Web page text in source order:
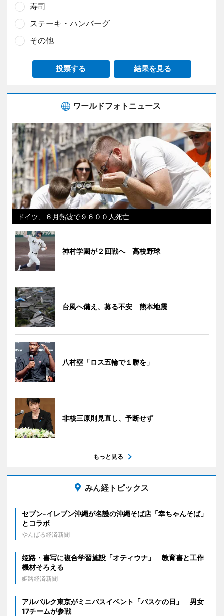
寿司
ステーキ・ハンバーグ
その他
投票する 結果を見る
ワールドフォトニュース
ドイツ、６月熱波で９６００人死亡
神村学園が２回戦へ 高校野球
台風へ備え、募る不安 熊本地震
八村塁「ロス五輪で１勝を」
非核三原則見直し、予断せず
もっと見る
みん経トピックス
セブン‐イレブン沖縄が名護の沖縄そば店「幸ちゃんそば」
とコラボ
やんばる経済新聞
姫路・書写に複合学習施設「オティウナ」 教育書と工作
機材そろえる
姫路経済新聞
アルバルク東京がミニバスイベント「バスケの日」 男女
17チームが参戦